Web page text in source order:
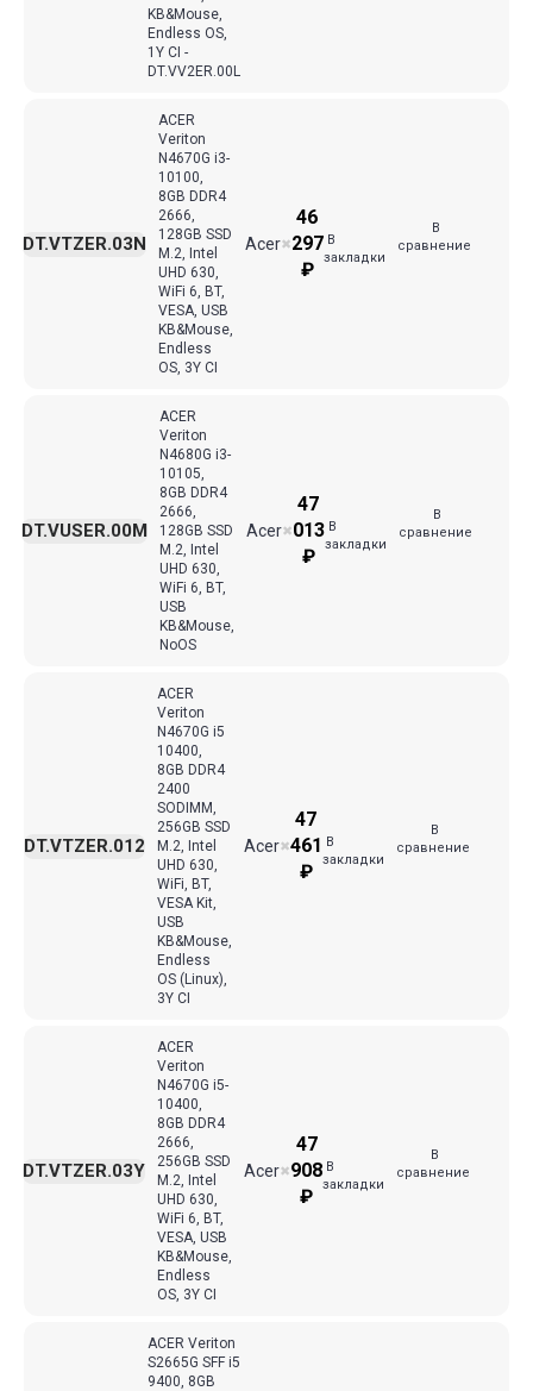
KB&Mouse,
Endless OS,
1Y CI -
DT.VV2ER.00L
ACER
Veriton
N4670G i3-
10100,
8GB DDR4
2666,
128GB SSD
M.2, Intel
UHD 630,
WiFi 6, BT,
VESA, USB
KB&Mouse,
Endless
OS, 3Y CI
Acer
DT.VTZER.03N ✖
46
297
₽
В
закладки
В
сравнение
ACER
Veriton
N4680G i3-
10105,
8GB DDR4
2666,
128GB SSD
M.2, Intel
UHD 630,
WiFi 6, BT,
USB
KB&Mouse,
NoOS
Acer
DT.VUSER.00M ✖
47
013
₽
В
закладки
В
сравнение
ACER
Veriton
N4670G i5
10400,
8GB DDR4
2400
SODIMM,
256GB SSD
M.2, Intel
UHD 630,
WiFi, BT,
VESA Kit,
USB
KB&Mouse,
Endless
OS (Linux),
3Y CI
Acer
DT.VTZER.012 ✖
47
461
₽
В
закладки
В
сравнение
ACER
Veriton
N4670G i5-
10400,
8GB DDR4
2666,
256GB SSD
M.2, Intel
UHD 630,
WiFi 6, BT,
VESA, USB
KB&Mouse,
Endless
OS, 3Y CI
Acer
DT.VTZER.03Y ✖
47
908
₽
В
закладки
В
сравнение
ACER Veriton
S2665G SFF i5
9400, 8GB